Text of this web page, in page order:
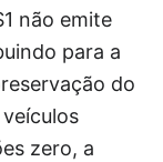
não emite
para a
do
zero, a